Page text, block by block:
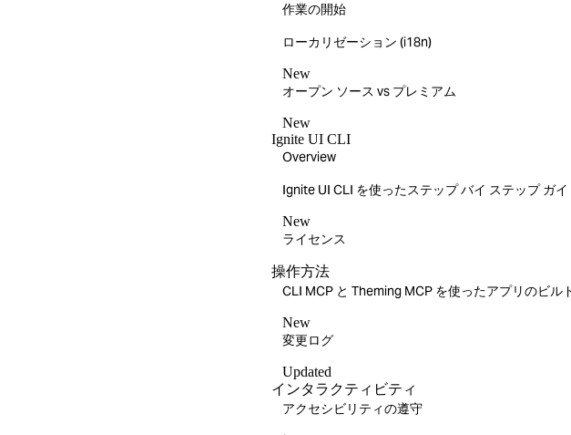
作業の開始
ローカリゼーション (i18n)
New
オープン ソース vs プレミアム
New
Ignite UI CLI
Overview
Ignite UI CLI を使ったステップ バイ ステップ ガイ
New
ライセンス
操作方法
CLI MCP と Theming MCP を使ったアプリのビル
New
変更ログ
Updated
インタラクティビティ
アクセシビリティの遵守